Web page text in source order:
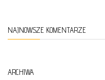
NAJNOWSZE KOMENTARZE
ARCHIWA